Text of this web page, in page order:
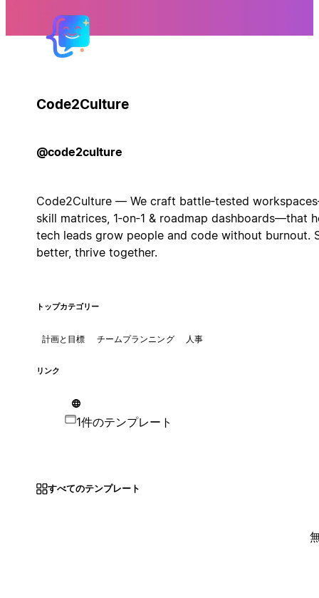
Code2Culture
@code2culture
Code2Culture — We craft battle‑tested
skill matrices, 1‑on‑1 & roadmap dashboards—that
tech leads grow people and code without burnout.
better, thrive together.
トップカテゴリー
計画と目標 チームプランニング 人事
リンク
1件のテンプレート
すべてのテンプレート